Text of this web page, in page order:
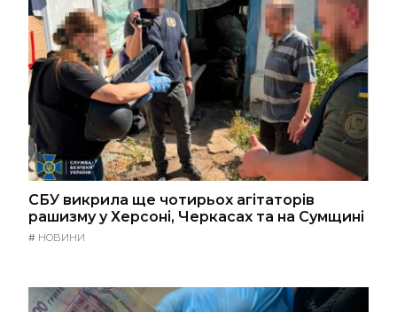
СБУ викрила ще чотирьох агітаторів
рашизму у Херсоні, Черкасах та на Сумщині
# НОВИНИ